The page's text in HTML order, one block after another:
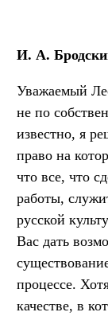
И. А.
Уважаемый
не по
известно, я
право на
что все, что
работы,
русской
Вас дать
процессе.
качестве, в